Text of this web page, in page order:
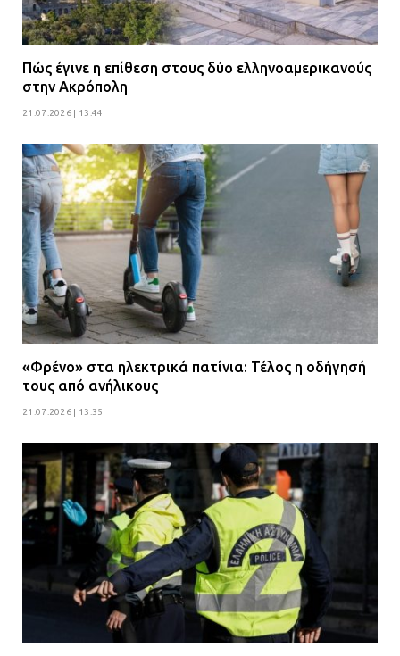
Πώς έγινε η επίθεση στους δύο ελληνοαμερικανούς
στην Ακρόπολη
21.07.2026 | 13:44
«Φρένο» στα ηλεκτρικά πατίνια: Τέλος η οδήγησή
τους από ανήλικους
21.07.2026 | 13:35